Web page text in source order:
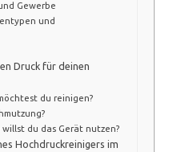
Gewerbe
und
Druck für deinen
du reinigen?
du das Gerät nutzen?
Hochdruckreinigers im